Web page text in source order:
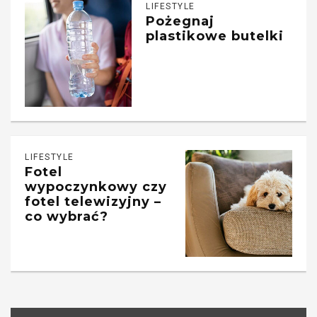
LIFESTYLE
Pożegnaj
plastikowe butelki
LIFESTYLE
Fotel
wypoczynkowy czy
fotel telewizyjny –
co wybrać?